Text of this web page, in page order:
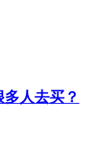
人去买？